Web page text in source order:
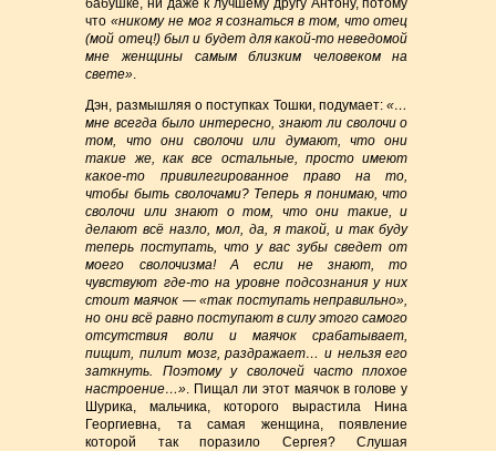
бабушке, ни даже к лучшему другу Антону, потому
что«никому не мог я сознаться в том, что отец
(мой отец!) был и будет для какой-то неведомой
мне женщины самым близким человеком на
свете».
Дэн, размышляя о поступках Тошки, подумает:«…
мне всегда было интересно, знают ли сволочи о
том, что они сволочи или думают, что они
такие же, как все остальные, просто имеют
какое-то привилегированное право на то,
чтобы быть сволочами? Теперь я понимаю, что
сволочи или знают о том, что они такие, и
делают всё назло, мол, да, я такой, и так буду
теперь поступать, что у вас зубы сведет от
моего сволочизма! А если не знают, то
чувствуют где-то на уровне подсознания у них
стоит маячок — «так поступать неправильно»,
но они всё равно поступают в силу этого самого
отсутствия воли и маячок срабатывает,
пищит, пилит мозг, раздражает… и нельзя его
заткнуть. Поэтому у сволочей часто плохое
настроение…». Пищал ли этот маячок в голове у
Шурика, мальчика, которого вырастила Нина
Георгиевна, та самая женщина, появление
которой так поразило Сергея? Слушая